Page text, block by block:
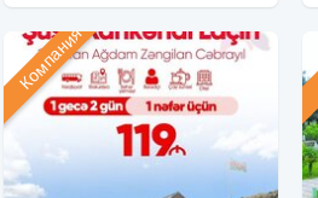
Компания